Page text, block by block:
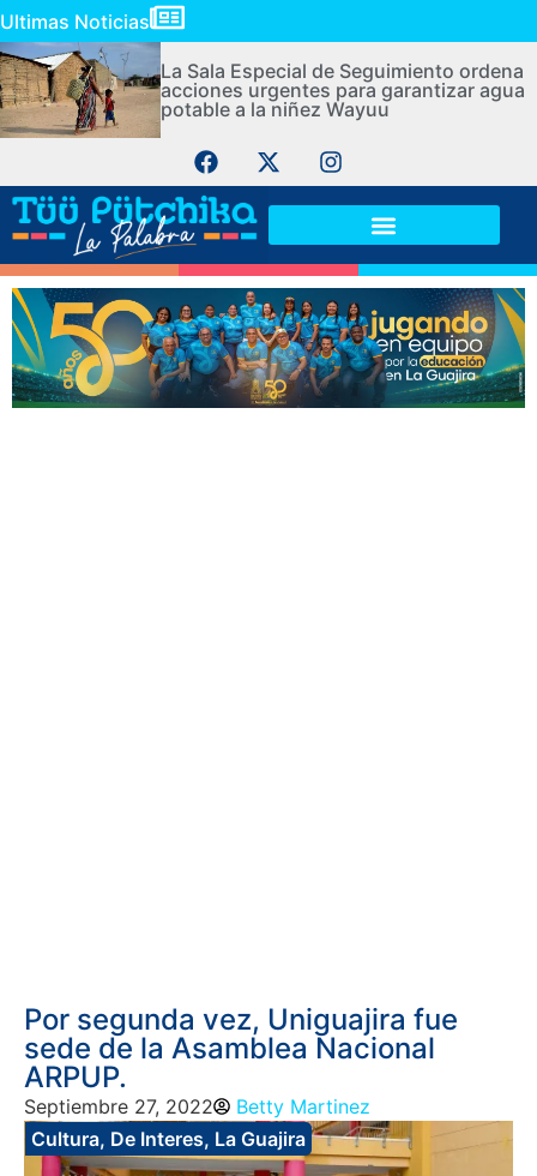
Ultimas Noticias
La Sala Especial de Seguimiento ordena
acciones urgentes para garantizar agua
potable a la niñez Wayuu
Por segunda vez, Uniguajira fue
sede de la Asamblea Nacional
ARPUP.
Septiembre 27, 2022
Betty Martinez
Cultura, De Interes, La Guajira